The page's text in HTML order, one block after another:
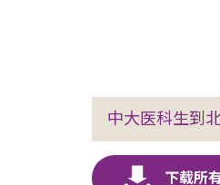
中大医科生到